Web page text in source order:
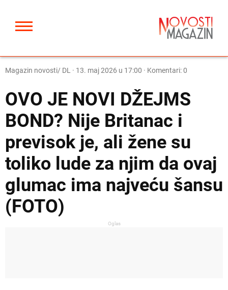
Magazin novosti/ DL · 13. maj 2026 u 17:00 · Komentari: 0
OVO JE NOVI DŽEJMS
BOND? Nije Britanac i
previsok je, ali žene su
toliko lude za njim da ovaj
glumac ima najveću šansu
(FOTO)
Oglas